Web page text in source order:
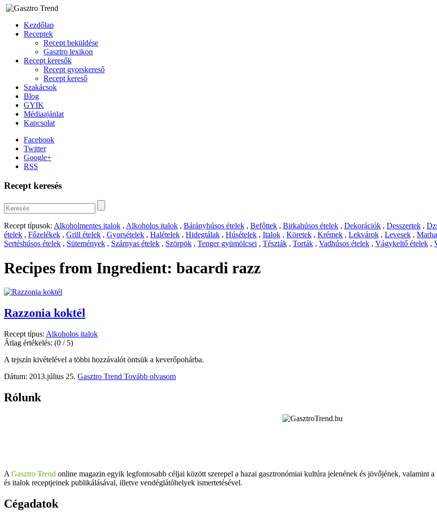
Kezdőlap
Receptek
Recept beküldése
Gasztro lexikon
Recept keresők
Recept gyorskereső
Recept kereső
Szakácsok
Blog
GYIK
Médiaajánlat
Kapcsolat
Facebook
Twitter
Google+
RSS
Recept keresés
Recept típusok: Alkoholmentes italok , Alkoholos italok , Bárányhúsos ételek , Befőttek , Birkahúsos ételek , Dekorációk , Desszertek ,
ételek , Főzelékek , Grill ételek , Gyorsételek , Halételek , Hidegtálak , Húsételek , Italok , Köretek , Krémek , Lekvárok , Levesek ,
Sertéshúsos ételek , Sütemények , Szárnyas ételek , Szörpök , Tenger gyümölcsei , Tészták , Torták , Vadhúsos ételek , Vágykeltő ételek ,
Recipes from Ingredient: bacardi razz
Razzonia koktél
Recept típus: Alkoholos italok
Átlag értékelés: (0 / 5)
A tejszín kivételével a többi hozzávalót öntsük a keverőpohárba.
Dátum: 2013.július 25. Gasztro Trend Tovább olvasom
Rólunk
A Gasztro Trend online magazin egyik legfontosabb céljai között szerepel a hazai gasztronómiai kultúra jelenének és jövőjének, valamint
és italok receptjeinek publikálásával, illetve vendéglátóhelyek ismertetésével.
Cégadatok